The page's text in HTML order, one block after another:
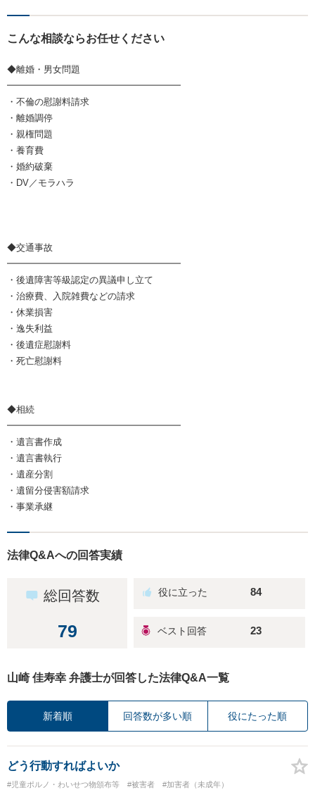
こんな相談ならお任せください
◆離婚・男女問題
━━━━━━━━━━━━━━━━━━━
・不倫の慰謝料請求
・離婚調停
・親権問題
・養育費
・婚約破棄
・DV／モラハラ
◆交通事故
━━━━━━━━━━━━━━━━━━━
・後遺障害等級認定の異議申し立て
・治療費、入院雑費などの請求
・休業損害
・逸失利益
・後遺症慰謝料
・死亡慰謝料
◆相続
━━━━━━━━━━━━━━━━━━━
・遺言書作成
・遺言書執行
・遺産分割
・遺留分侵害額請求
・事業承継
法律Q&Aへの回答実績
総回答数
79
84
23
山崎 佳寿幸 弁護士が回答した法律Q&A一覧
新着順 回答数が多い順 役にたった順
どう行動すればよいか
#児童ポルノ・わいせつ物頒布等 #被害者 #加害者（未成年）